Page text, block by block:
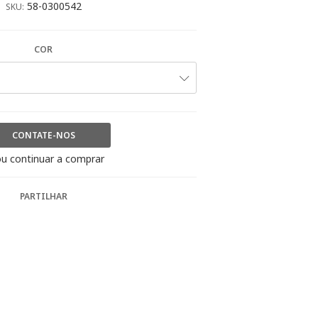
SKU: 58-0300542
COR
CONTATE-NOS
continuar a comprar
PARTILHAR